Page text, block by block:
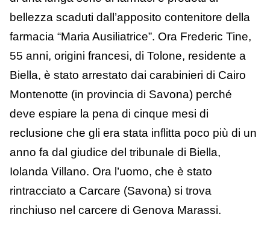
bellezza scaduti dall’apposito contenitore della
farmacia “Maria Ausiliatrice”. Ora Frederic Tine,
55 anni, origini francesi, di Tolone, residente a
Biella, è stato arrestato dai carabinieri di Cairo
Montenotte (in provincia di Savona) perché
deve espiare la pena di cinque mesi di
reclusione che gli era stata inflitta poco più di un
anno fa dal giudice del tribunale di Biella,
Iolanda Villano. Ora l’uomo, che è stato
rintracciato a Carcare (Savona) si trova
rinchiuso nel carcere di Genova Marassi.